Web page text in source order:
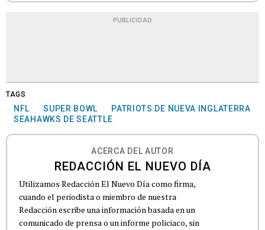
PUBLICIDAD
TAGS
NFL SUPER BOWL
PATRIOTS DE NUEVA INGLATERRA
SEAHAWKS DE SEATTLE
ACERCA DEL AUTOR
REDACCIÓN EL NUEVO DÍA
Utilizamos Redacción El Nuevo Día como firma,
cuando el periodista o miembro de nuestra
Redacción escribe una información basada en un
comunicado de prensa o un informe policiaco, sin